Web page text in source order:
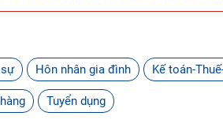
Hôn nhân gia đình Kế toán-
Tuyển dụng